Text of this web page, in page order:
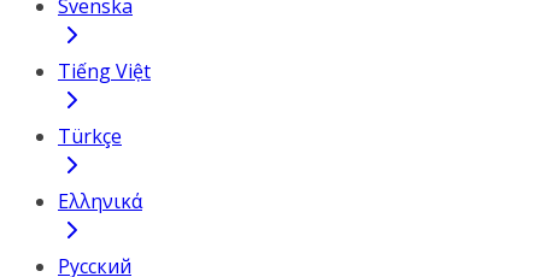
Svenska
Tiếng Việt
Türkçe
Ελληνικά
Русский